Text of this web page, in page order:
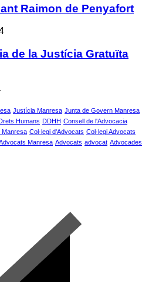
Raimon de Penyafort
de la Justícia Gratuïta
Justícia Manresa Junta de Govern Manresa
Humans DDHH Consell de l'Advocacia
Manresa Col·legi d'Advocats Col·legi Advocats
Manresa Advocats advocat Advocades